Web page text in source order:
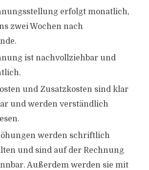
erfolgt monatlich,
zwei Wochen nach
ist nachvollziehbar und
und Zusatzkosten sind klar
und werden verständlich
werden schriftlich
und sind auf der Rechnung
Außerdem werden sie mit